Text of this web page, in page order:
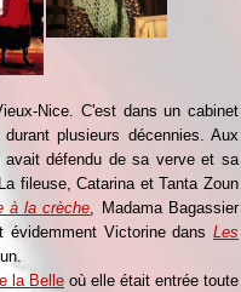
Nice. C'est dans un cabinet
plusieurs décennies. Aux
défendu de sa verve et sa
fileuse, Catarina et Tanta Zoun
à la crèche, Madama Bagassier
évidemment Victorine dansLes
la Belleoù elle était entrée toute